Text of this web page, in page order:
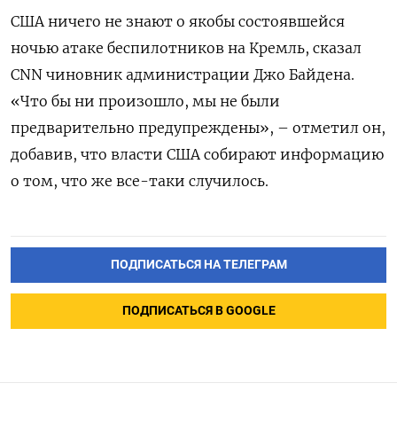
США ничего не знают о якобы состоявшейся
ночью атаке беспилотников на Кремль, сказал
CNN чиновник администрации Джо Байдена.
«Что бы ни произошло, мы не были
предварительно предупреждены», – отметил он,
добавив, что власти США собирают информацию
о том, что же все-таки случилось.
ПОДПИСАТЬСЯ НА ТЕЛЕГРАМ
ПОДПИСАТЬСЯ В GOOGLE